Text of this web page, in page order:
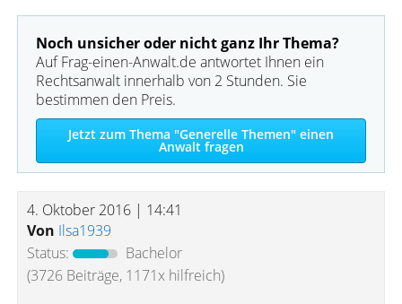
Noch unsicher oder nicht ganz Ihr Thema?
Auf Frag-einen-Anwalt.de antwortet Ihnen ein
Rechtsanwalt innerhalb von 2 Stunden. Sie
bestimmen den Preis.
Jetzt zum Thema "Generelle Themen" einen
Anwalt fragen
4. Oktober 2016 | 14:41
Von Ilsa1939
Status:
Bachelor
(3726 Beiträge, 1171x hilfreich)